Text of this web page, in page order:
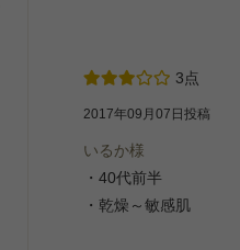
3点
2017年09月07日投稿
いるか様
・40代前半
・乾燥～敏感肌